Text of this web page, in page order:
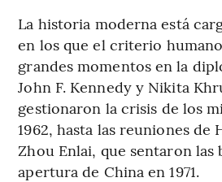
La historia moderna está
en los que el criterio
grandes momentos en la
John F. Kennedy y Nikita
gestionaron la crisis de los
1962, hasta las reuniones de
Zhou Enlai, que sentaron las
apertura de China en 1971.